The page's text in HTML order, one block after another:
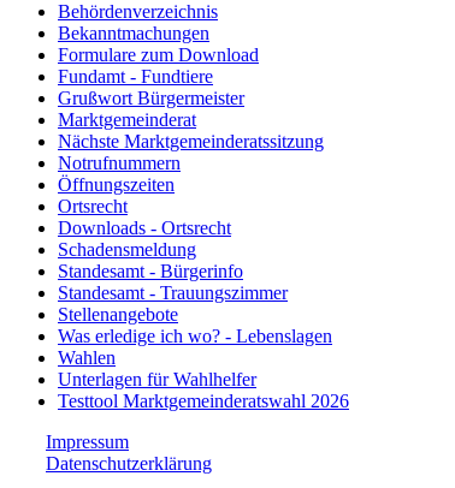
Behördenverzeichnis
Bekanntmachungen
Formulare zum Download
Fundamt - Fundtiere
Grußwort Bürgermeister
Marktgemeinderat
Nächste Marktgemeinderatssitzung
Notrufnummern
Öffnungszeiten
Ortsrecht
Downloads - Ortsrecht
Schadensmeldung
Standesamt - Bürgerinfo
Standesamt - Trauungszimmer
Stellenangebote
Was erledige ich wo? - Lebenslagen
Wahlen
Unterlagen für Wahlhelfer
Testtool Marktgemeinderatswahl 2026
Impressum
Datenschutzerklärung